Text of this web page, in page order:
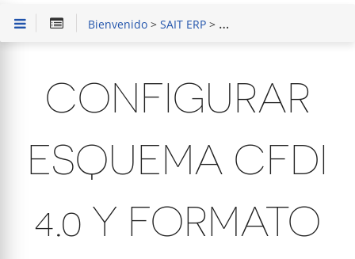
Bienvenido> SAIT ERP> Configuración de
CONFIGURAR
ESQUEMA CFDI
4.0 Y FORMATO